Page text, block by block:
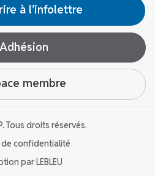
à l’infolettre
Adhésion
membre
Tous droits réservés.
de confidentialité
parLEBLEU